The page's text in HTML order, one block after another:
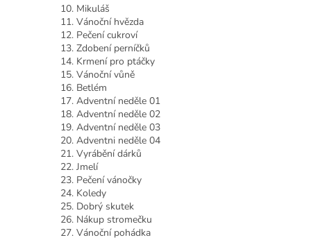
Mikuláš
Vánoční hvězda
Pečení cukroví
Zdobení perníčků
Krmení pro ptáčky
Vánoční vůně
Betlém
Adventní neděle 01
Adventní neděle 02
Adventní neděle 03
Adventni neděle 04
Vyrábění dárků
Jmelí
Pečení vánočky
Koledy
Dobrý skutek
Nákup stromečku
Vánoční pohádka